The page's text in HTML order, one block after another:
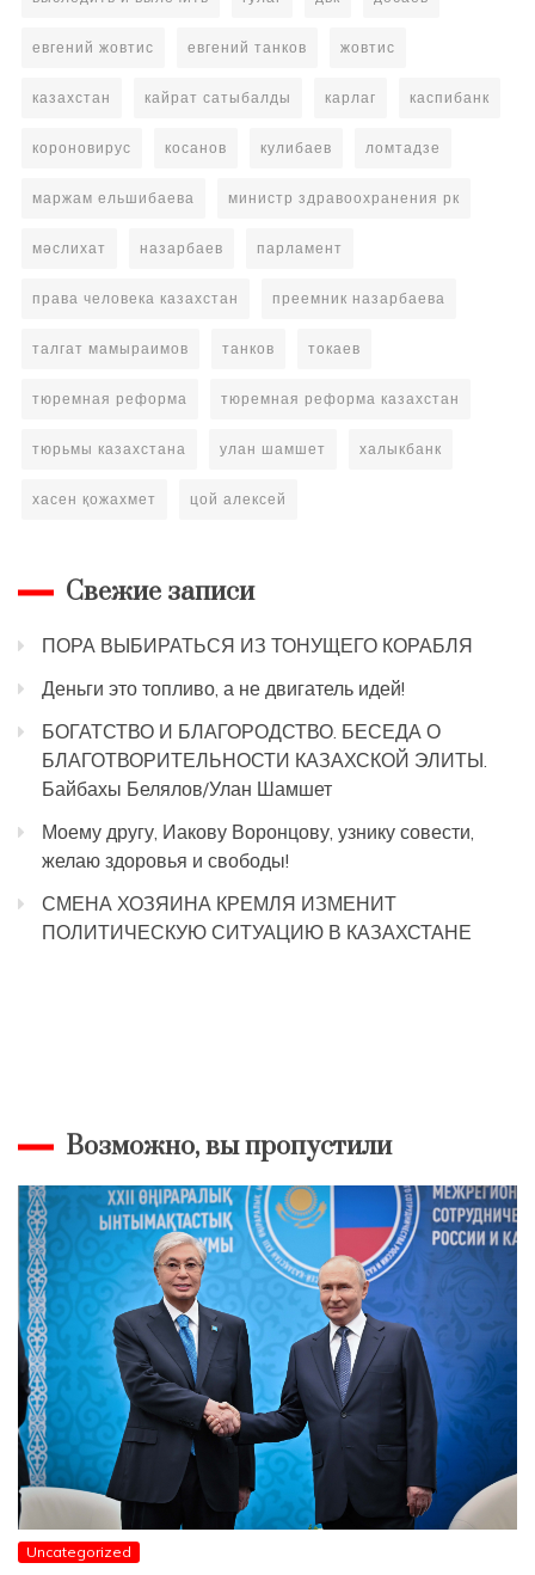
евгений жовтис евгений танков жовтис
казахстан кайрат сатыбалды карлаг каспибанк
короновирус косанов кулибаев ломтадзе
маржам ельшибаева министр здравоохранения рк
мәслихат назарбаев парламент
права человека казахстан преемник назарбаева
талгат мамыраимов танков токаев
тюремная реформа тюремная реформа казахстан
тюрьмы казахстана улан шамшет халыкбанк
хасен қожахмет цой алексей
Свежие записи
ПОРА ВЫБИРАТЬСЯ ИЗ ТОНУЩЕГО КОРАБЛЯ
Деньги это топливо, а не двигатель идей!
БОГАТСТВО И БЛАГОРОДСТВО. БЕСЕДА О
БЛАГОТВОРИТЕЛЬНОСТИ КАЗАХСКОЙ ЭЛИТЫ.
Байбахы Белялов/Улан Шамшет
Моему другу, Иакову Воронцову, узнику совести,
желаю здоровья и свободы!
СМЕНА ХОЗЯИНА КРЕМЛЯ ИЗМЕНИТ
ПОЛИТИЧЕСКУЮ СИТУАЦИЮ В КАЗАХСТАНЕ
Возможно, вы пропустили
Uncategorized